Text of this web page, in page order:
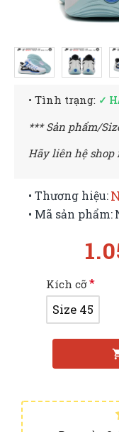
• Tình trạng: ✓
*** Sản phẩm/
Hãy liên hệ shop
• Thương hiệu:
• Mã sản phẩm:
Kích cỡ
Size 45